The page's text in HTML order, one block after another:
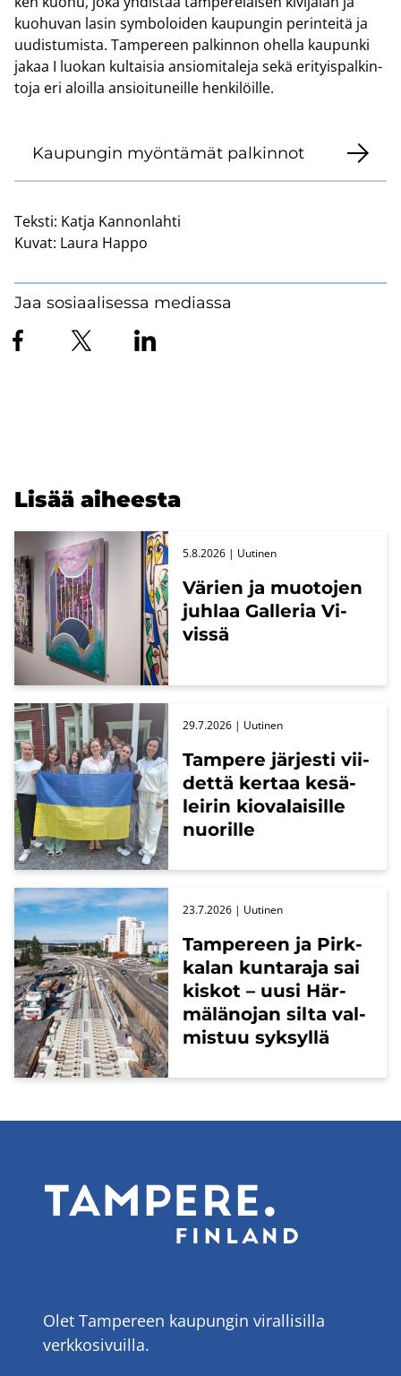
kuo­hu­van lasin sym­bo­loi­den kau­pun­gin pe­rin­tei­tä ja
uu­dis­tu­mis­ta. Tam­pe­reen pal­kin­non ohel­la kau­pun­ki
jakaa I luo­kan kul­tai­sia an­sio­mi­ta­le­ja sekä eri­tyis­pal­kin­
to­ja eri aloil­la an­sioi­tu­neil­le hen­ki­löil­le.
Kau­pun­gin myön­tä­mät pal­kin­not
Teksti: Katja Kannonlahti
Kuvat: Laura Happo
Jaa sosiaalisessa mediassa
Lisää ai­hees­ta
Vä­rien ja muo­to­jen
juh­laa Gal­le­ria Vi­
vis­sä
5.8.2026 | Uu­ti­nen
Tam­pe­re jär­jes­ti vii­
det­tä ker­taa ke­sä­
lei­rin kio­va­lai­sil­le
nuo­ril­le
29.7.2026 | Uu­ti­nen
Tam­pe­reen ja Pirk­
ka­lan kun­ta­ra­ja sai
kis­kot – uusi Här­
mä­lä­no­jan silta val­
mis­tuu syk­syl­lä
23.7.2026 | Uu­ti­nen
Olet Tampereen kaupungin virallisilla
verkkosivuilla.